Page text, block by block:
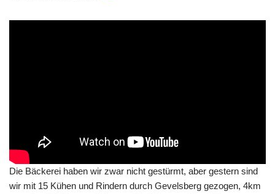
Die Bäckerei haben wir zwar nicht gestürmt, aber gestern sind
wir mit 15 Kühen und Rindern durch Gevelsberg gezogen, 4km